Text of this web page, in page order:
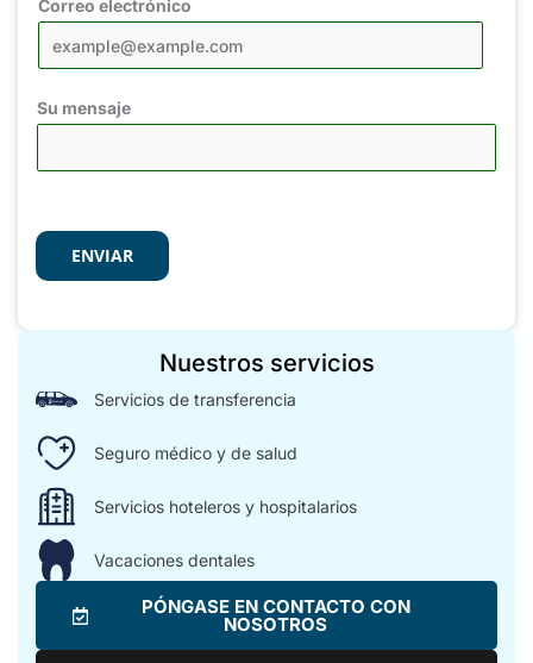
Correo electrónico
Su mensaje
ENVIAR
Nuestros servicios
Servicios de transferencia
Seguro médico y de salud
Servicios hoteleros y hospitalarios
Vacaciones dentales
PÓNGASE EN CONTACTO CON
NOSOTROS